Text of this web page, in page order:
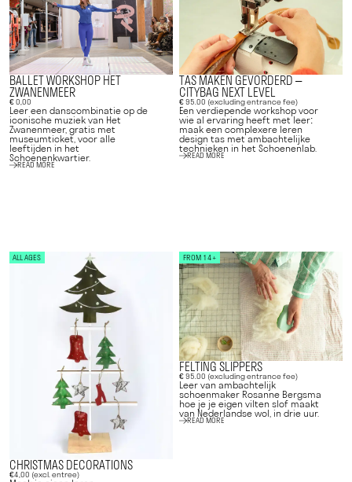
BALLET WORKSHOP HET
ZWANENMEER
€ 0,00
Leer een danscombinatie op de
iconische muziek van Het
Zwanenmeer, gratis met
museumticket, voor alle
leeftijden in het
Schoenenkwartier.
READ MORE
TAS MAKEN GEVORDERD –
CITYBAG NEXT LEVEL
€ 95.00 (excluding entrance fee)
Een verdiepende workshop voor
wie al ervaring heeft met leer:
maak een complexere leren
design tas met ambachtelijke
technieken in het Schoenenlab.
READ MORE
ALL AGES
CHRISTMAS DECORATIONS
€4,00 (excl. entree)
FROM 14+
FELTING SLIPPERS
€ 95.00 (excluding entrance fee)
Leer van ambachtelijk
schoenmaker Rosanne Bergsma
hoe je je eigen vilten slof maakt
van Nederlandse wol, in drie uur.
READ MORE